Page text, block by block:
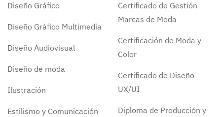
Diseño Gráfico
Diseño Gráfico Multimedia
Diseño Audiovisual
Diseño de moda
Ilustración
Estilismo y Comunicación
Certificado de Gestión
Marcas de Moda
Certificación de Moda y
Color
Certificado de Diseño
UX/UI
Diploma de Producción y